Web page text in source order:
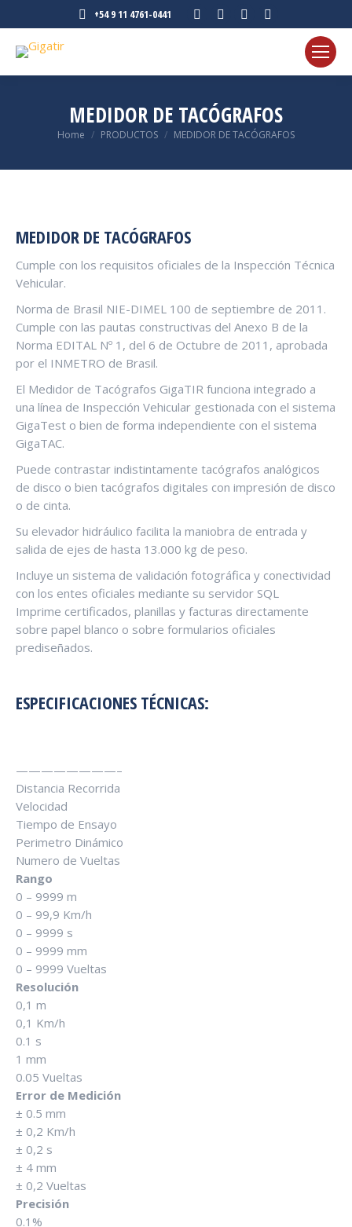
+54 9 11 4761-0441
Instagram
in
window
Facebook
in
window
in
window
in
window
MEDIDOR DE TACÓGRAFOS
You are here:
Home PRODUCTOS MEDIDOR DE TACÓGRAFOS
MEDIDOR DE TACÓGRAFOS
Cumple con los requisitos oficiales de la Inspección Técnica
Vehicular.
Norma de Brasil NIE-DIMEL 100 de septiembre de 2011.
Cumple con las pautas constructivas del Anexo B de la
Norma EDITAL Nº 1, del 6 de Octubre de 2011, aprobada
por el INMETRO de Brasil.
El Medidor de Tacógrafos GigaTIR funciona integrado a
una línea de Inspección Vehicular gestionada con el sistema
GigaTest o bien de forma independiente con el sistema
GigaTAC.
Puede contrastar indistintamente tacógrafos analógicos
de disco o bien tacógrafos digitales con impresión de disco
o de cinta.
Su elevador hidráulico facilita la maniobra de entrada y
salida de ejes de hasta 13.000 kg de peso.
Incluye un sistema de validación fotográfica y conectividad
con los entes oficiales mediante su servidor SQL
Imprime certificados, planillas y facturas directamente
sobre papel blanco o sobre formularios oficiales
prediseñados.
ESPECIFICACIONES TÉCNICAS:
————————–
Distancia Recorrida
Velocidad
Tiempo de Ensayo
Perimetro Dinámico
Numero de Vueltas
Rango
0 – 9999 m
0 – 99,9 Km/h
0 – 9999 s
0 – 9999 mm
0 – 9999 Vueltas
Resolución
0,1 m
0,1 Km/h
0.1 s
1 mm
0.05 Vueltas
Error de Medición
± 0.5 mm
± 0,2 Km/h
± 0,2 s
± 4 mm
± 0,2 Vueltas
Precisión
0.1%